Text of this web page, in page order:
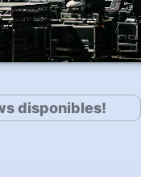
disponibles!